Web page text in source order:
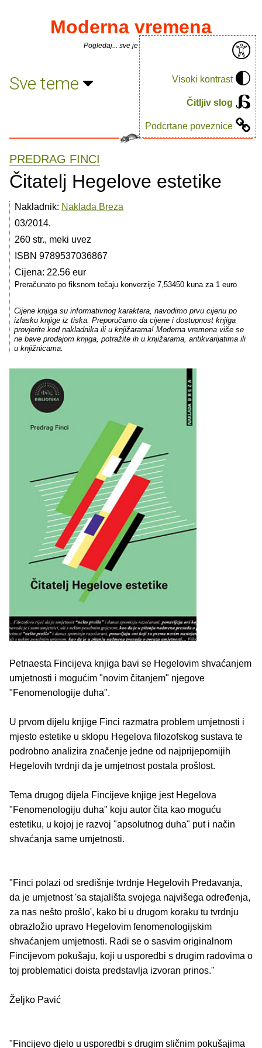
Visoki kontrast
Čitljiv slog
Podcrtane poveznice
Moderna vremena
Pogledaj... sve je puno knjiga.
Sve teme
PREDRAG FINCI
Čitatelj Hegelove estetike
Nakladnik: Naklada Breza
03/2014.
260 str., meki uvez
ISBN 9789537036867
Cijena: 22.56 eur
Preračunato po fiksnom tečaju konverzije 7,53450 kuna za 1 euro
Cijene knjiga su informativnog karaktera, navodimo prvu cijenu po
izlasku knjige iz tiska. Preporučamo da cijene i dostupnost knjiga
provjerite kod nakladnika ili u knjižarama! Moderna vremena više se
ne bave prodajom knjiga, potražite ih u knjižarama, antikvarijatima ili
u knjižnicama.
Petnaesta Fincijeva knjiga bavi se Hegelovim shvaćanjem
umjetnosti i mogućim "novim čitanjem" njegove
"Fenomenologije duha".
U prvom dijelu knjige Finci razmatra problem umjetnosti i
mjesto estetike u sklopu Hegelova filozofskog sustava te
podrobno analizira značenje jedne od najprijepornijih
Hegelovih tvrdnji da je umjetnost postala prošlost.
Tema drugog dijela Fincijeve knjige jest Hegelova
"Fenomenologiju duha" koju autor čita kao moguću
estetiku, u kojoj je razvoj "apsolutnog duha" put i način
shvaćanja same umjetnosti.
"Finci polazi od središnje tvrdnje Hegelovih Predavanja,
da je umjetnost 'sa stajališta svojega najvišega određenja,
za nas nešto prošlo', kako bi u drugom koraku tu tvrdnju
obrazložio upravo Hegelovim fenomenologijskim
shvaćanjem umjetnosti. Radi se o sasvim originalnom
Fincijevom pokušaju, koji u usporedbi s drugim radovima o
toj problematici doista predstavlja izvoran prinos."
Željko Pavić
"Fincijevo djelo u usporedbi s drugim sličnim pokušajima